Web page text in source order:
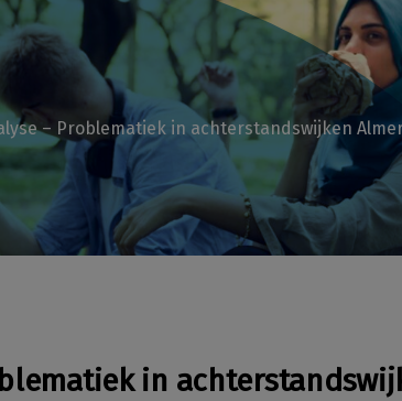
– Problematiek in achterstandswijken
in